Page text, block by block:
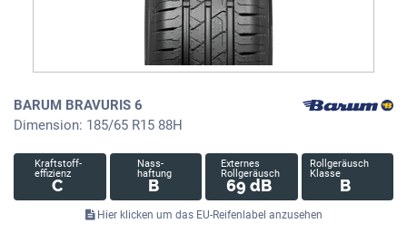
BARUM BRAVURIS 6
Dimension: 185/65 R15 88H
Kraftstoff-
effizienz
C
Nass-
haftung
B
Externes
Rollgeräusch
69 dB
Rollgeräusch
Klasse
B
Hier klicken um das EU-Reifenlabel anzusehen